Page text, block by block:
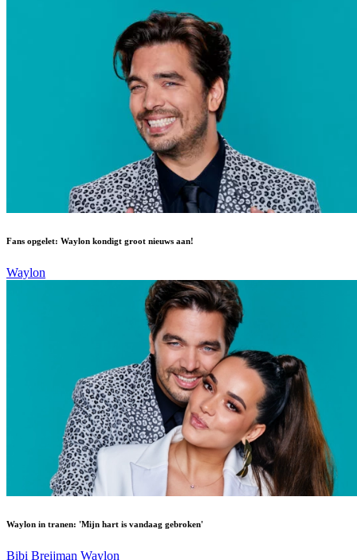
Fans opgelet: Waylon kondigt groot nieuws aan!
Waylon
Waylon in tranen: 'Mijn hart is vandaag gebroken'
Bibi Breijman Waylon